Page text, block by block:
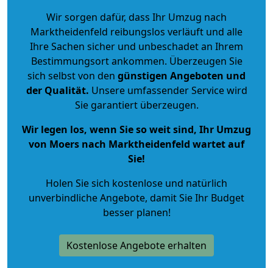
Wir sorgen dafür, dass Ihr Umzug nach
Marktheidenfeld reibungslos verläuft und alle
Ihre Sachen sicher und unbeschadet an Ihrem
Bestimmungsort ankommen. Überzeugen Sie
sich selbst von den günstigen Angeboten und
der Qualität. Unsere umfassender Service wird
Sie garantiert überzeugen.
Wir legen los, wenn Sie so weit sind, Ihr Umzug
von Moers nach Marktheidenfeld wartet auf
Sie!
Holen Sie sich kostenlose und natürlich
unverbindliche Angebote, damit Sie Ihr Budget
besser planen!
Kostenlose Angebote erhalten